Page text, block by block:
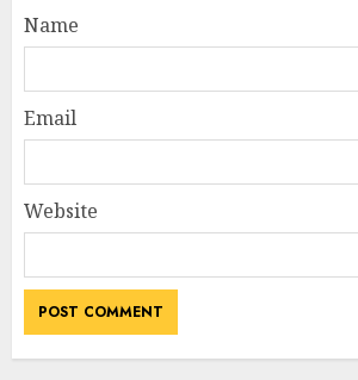
Name
Email
Website